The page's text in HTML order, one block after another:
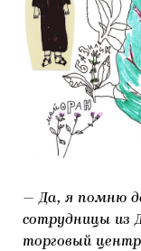
— Да, я помню
сотрудницы из
торговый